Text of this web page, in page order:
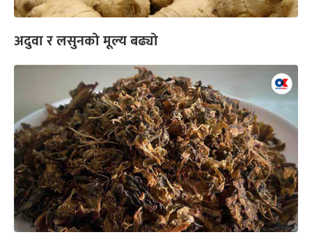
अदुवा र लसुनको मूल्य बढ्यो